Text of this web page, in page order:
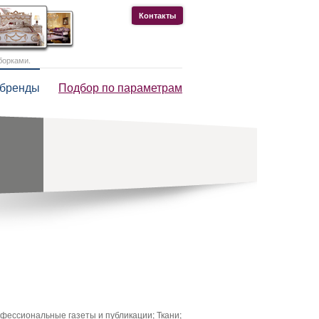
Подбор по параметрам
Контакты
газеты и публикации; Ткани;